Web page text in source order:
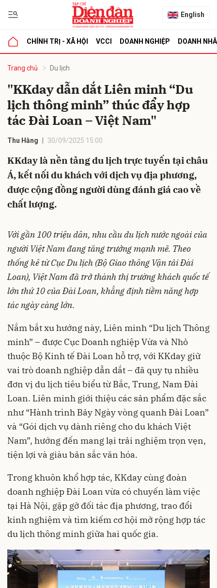
English
CHÍNH TRỊ - XÃ HỘI VCCI DOANH NGHIỆP DOANH
Trang chủ Du lịch
"KKday dẫn dắt Liên minh “Du
lịch thông minh” thúc đẩy hợp
tác Đài Loan – Việt Nam"
Thu Hằng 30/09/2025 15:00
KKday là nền tảng du lịch trực tuyến tại châu
Á, kết nối du khách với dịch vụ địa phương,
được cộng đồng người dùng đánh giá cao về
chất lượng.
Với gần 100 triệu dân, nhu cầu du lịch nước ngoài của
người Việt Nam đang tăng trưởng mạnh mẽ. Theo
thống kê từ Cục Du lịch (Bộ Giao thông Vận tải Đài
Loan), Việt Nam đã trở thành thị trường khách quốc tế
lớn thứ 10 của Đài Loan, khẳng định tiềm năng hợp
tác ngày càng lớn.
Nắm bắt xu hướng này, Liên minh “Du lịch Thông
minh” – được Cục Doanh nghiệp Vừa và Nhỏ
thuộc Bộ Kinh tế Đài Loan hỗ trợ, với KKday giữ
vai trò doanh nghiệp dẫn dắt – đã quy tụ nhiều
đơn vị du lịch tiêu biểu từ Bắc, Trung, Nam Đài
Loan. Liên minh giới thiệu các sản phẩm đặc sắc
như “Hành trình Bảy Ngày vòng quanh Đài Loan”
và “Gói dịch vụ dành riêng cho du khách Việt
Nam”, hướng đến mang lại trải nghiệm trọn vẹn,
tiện lợi và giàu bản sắc văn hóa.
Trong khuôn khổ hợp tác, KKday cùng đoàn
doanh nghiệp Đài Loan vừa có chuyến làm việc
tại Hà Nội, gặp gỡ đối tác địa phương, trao đổi
kinh nghiệm và tìm kiếm cơ hội mở rộng hợp tác
du lịch thông minh giữa hai quốc gia.
luận
Hủy